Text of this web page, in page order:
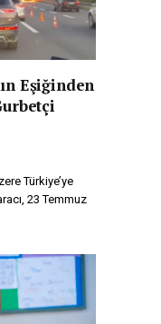
Eşiğinden
Türkiye’ye
23 Temmuz